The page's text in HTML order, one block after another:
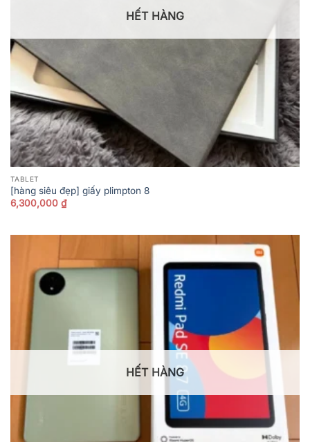
HẾT HÀNG
TABLET
[hàng siêu đẹp] giấy plimpton 8
6,300,000 ₫
HẾT HÀNG